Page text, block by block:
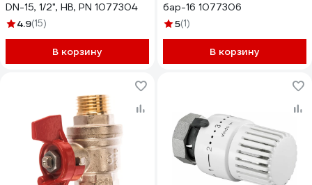
DN-15, 1/2", НВ, PN 1077304
4.9(15)
В корзину
бар-16 1077306
5(1)
В корзину